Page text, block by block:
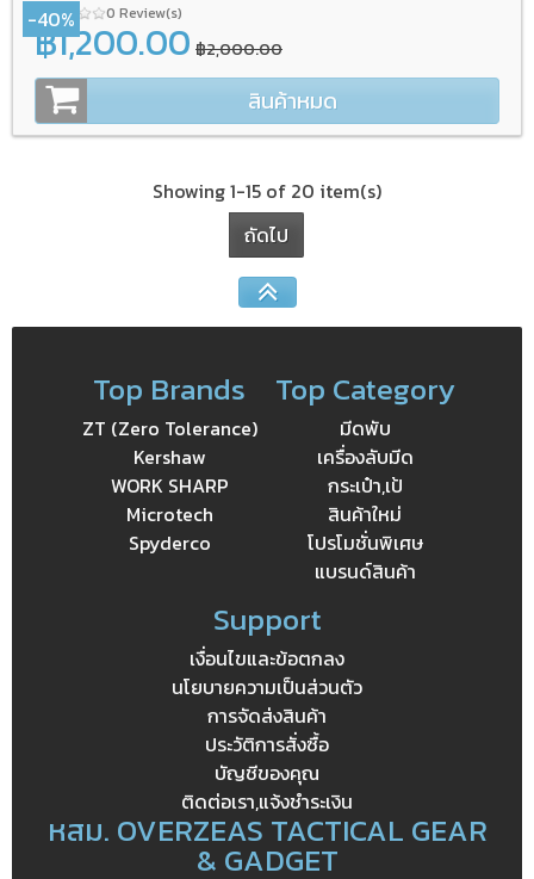
0 Review(s)
-40%
฿1,200.00 ฿2,000.00
สินค้าหมด
Showing 1-15 of 20 item(s)
ถัดไป
Top Brands
ZT (Zero Tolerance)
Kershaw
WORK SHARP
Microtech
Spyderco
Top Category
มีดพับ
เครื่องลับมีด
กระเป๋า,เป้
สินค้าใหม่
โปรโมชั่นพิเศษ
แบรนด์สินค้า
Support
เงื่อนไขและข้อตกลง
นโยบายความเป็นส่วนตัว
การจัดส่งสินค้า
ประวัติการสั่งซื้อ
บัญชีของคุณ
ติดต่อเรา,แจ้งชำระเงิน
หสม. OVERZEAS TACTICAL GEAR
& GADGET